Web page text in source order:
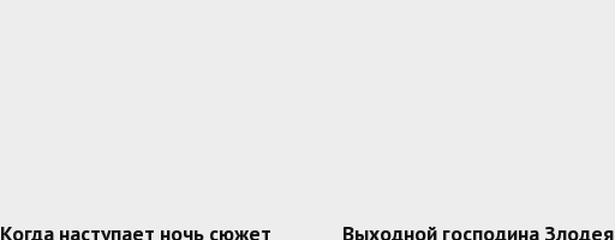
Когда наступает ночь сюжет
Выходной господина Злодея